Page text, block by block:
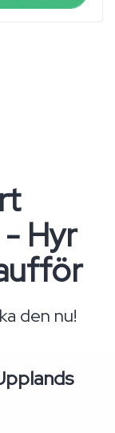
Hyr
den nu!